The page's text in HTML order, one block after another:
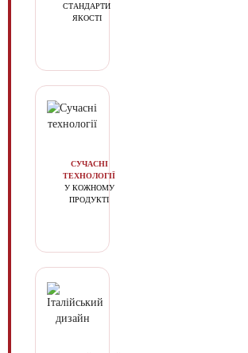
СТАНДАРТИ
ЯКОСТІ
СУЧАСНІ
ТЕХНОЛОГІЇ
У КОЖНОМУ
ПРОДУКТІ